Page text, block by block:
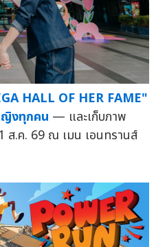
HALL OF HER FAME"
งทุกคน — และเก็บภาพ
ส.ค. 69 ณ เมน เอนทรานส์